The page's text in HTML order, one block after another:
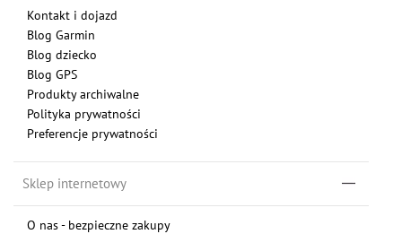
Kontakt i dojazd
Blog Garmin
Blog dziecko
Blog GPS
Produkty archiwalne
Polityka prywatności
Preferencje prywatności
Sklep internetowy
O nas - bezpieczne zakupy